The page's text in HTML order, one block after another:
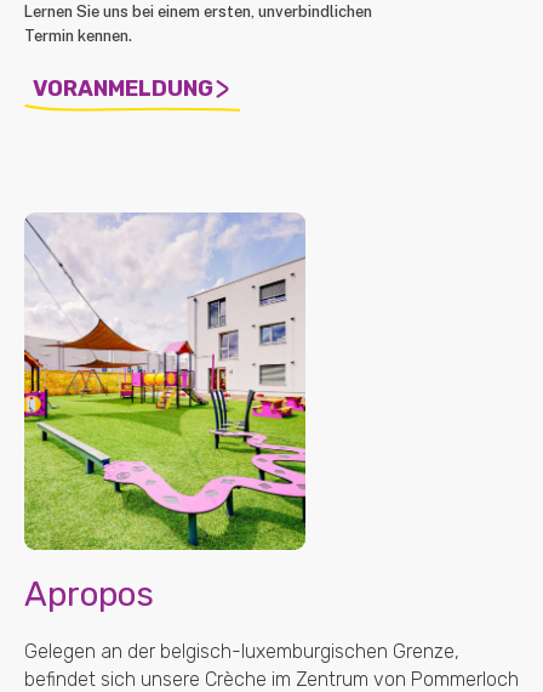
Lernen Sie uns bei einem ersten, unverbindlichen
Termin kennen.
VORANMELDUNG
Apropos
Gelegen an der belgisch-luxemburgischen Grenze,
befindet sich unsere Crèche im Zentrum von Pommerloch